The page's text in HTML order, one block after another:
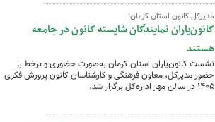
مدیرکل کانون استان کرمان:
کانون‌یاران نمایندگان شایسته کانون در جامعه
هستند
نشست کانون‌یاران استان کرمان به‌صورت حضوری و برخط با
حضور مدیرکل، معاون فرهنگی و کارشناسان کانون پرورش فکری